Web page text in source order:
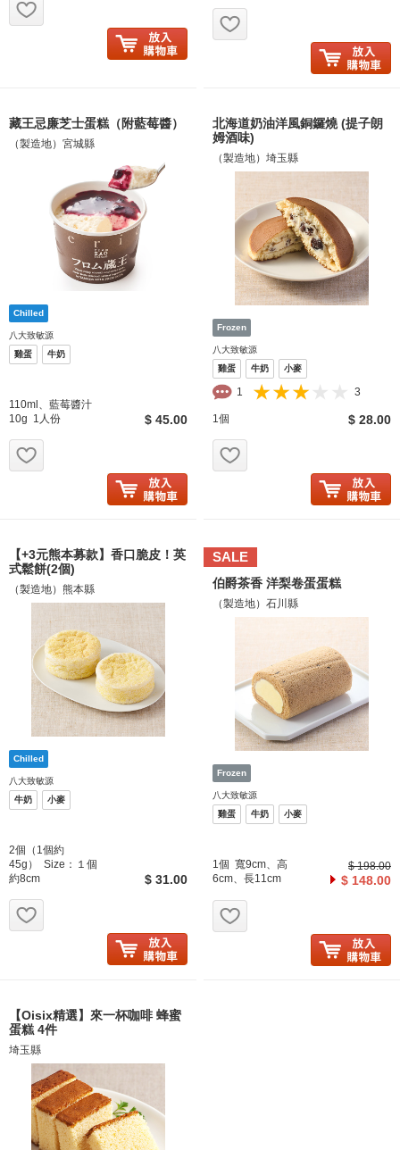
藏王忌廉芝士蛋糕（附藍莓醬）
（製造地）宮城縣
八大致敏源
雞蛋
牛奶
110ml、藍莓醬汁
10g 1人份
$ 45.00
北海道奶油洋風銅鑼燒 (提子朗
姆酒味)
（製造地）埼玉縣
八大致敏源
雞蛋
牛奶 小麥
1 3
1個 $ 28.00
【+3元熊本募款】香口脆皮！英
式鬆餅(2個)
（製造地）熊本縣
八大致敏源
牛奶
小麥
2個（1個約
45g） Size：１個
約8cm
$ 31.00
SALE
伯爵茶香 洋梨卷蛋蛋糕
（製造地）石川縣
八大致敏源
雞蛋
牛奶 小麥
1個 寬9cm、高
6cm、長11cm
$ 198.00
$ 148.00
【Oisix精選】來一杯咖啡 蜂蜜
蛋糕 4件
埼玉縣